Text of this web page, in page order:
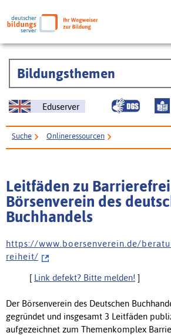
Bildungsthemen
Eduserver
Suche Onlineressourcen
Leitfäden zu
Börsenverein des
Buchhandels
h t t p s : / / w w w . b o e r s e n v e r e i n . d e / b e r a t
r e i h e i t /
[ Link defekt? Bitte melden! ]
Der Börsenverein des Deutschen
gegründet und insgesamt 3 Leitfäden
aufgezeichnet zum Themenkomplex